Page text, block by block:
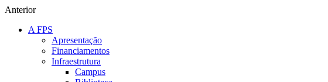
Anterior
A FPS
Apresentação
Financiamentos
Infraestrutura
Campus